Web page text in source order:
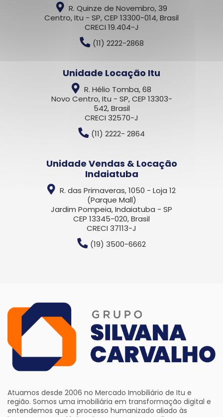
R. Quinze de Novembro, 39
Centro, Itu - SP, CEP 13300-014, Brasil
CRECI 19.404-J
(11) 2222-2868
Unidade Locação Itu
R. Hélio Tomba, 68
Novo Centro, Itu - SP, CEP 13303-
542, Brasil
CRECI 32570-J
(11) 2222- 2864
Unidade Vendas & Locação
Indaiatuba
R. das Primaveras, 1050 - Loja 12
(Parque Mall)
Jardim Pompeia, Indaiatuba - SP
CEP 13345-020, Brasil
CRECI 37113-J
(19) 3500-6662
Atuamos desde 2006 no Mercado Imobiliário de Itu e
região. Somos uma imobiliária em transformação digital e
entendemos que o processo humanizado aliado às